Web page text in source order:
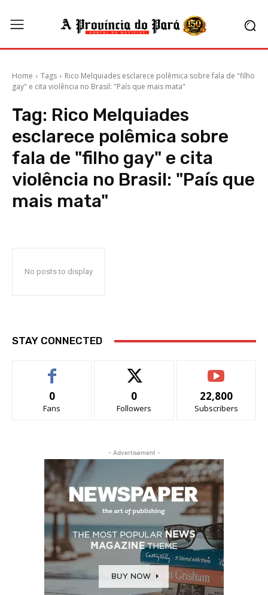
Home Tags
Rico Melquiades esclarece polêmica sobre fala de "filho
gay" e cita violência no Brasil: "País que mais mata"
Tag: Rico Melquiades
esclarece polêmica sobre
fala de "filho gay" e cita
violência no Brasil: "País que
mais mata"
No posts to display
STAY CONNECTED
0
Fans
0
Followers
22,800
Subscribers
- Advertisement -